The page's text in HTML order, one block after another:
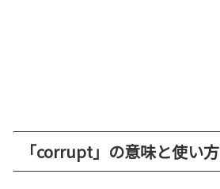
「corrupt」の意味と使い方